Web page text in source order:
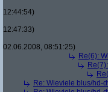
12:44:54)
12:47:33)
02.06.2008, 08:51:25)
Re(6):
Re: Wieviele blus/hd-